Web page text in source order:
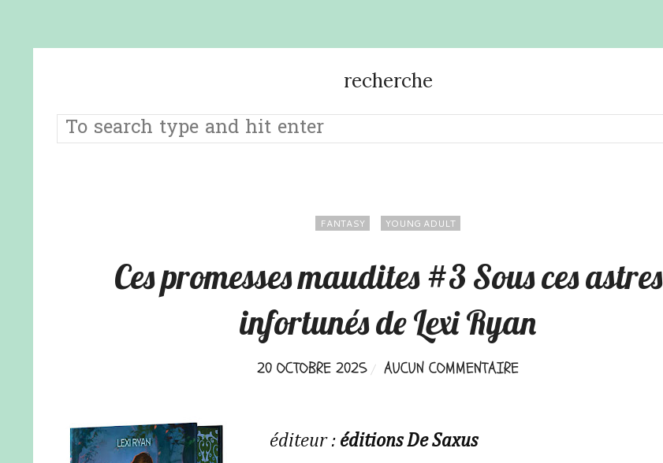
recherche
FANTASY YOUNG ADULT
Ces promesses maudites #3 Sous ces astres
infortunés de Lexi Ryan
20 OCTOBRE 2025 AUCUN COMMENTAIRE
éditeur : éditions De Saxus